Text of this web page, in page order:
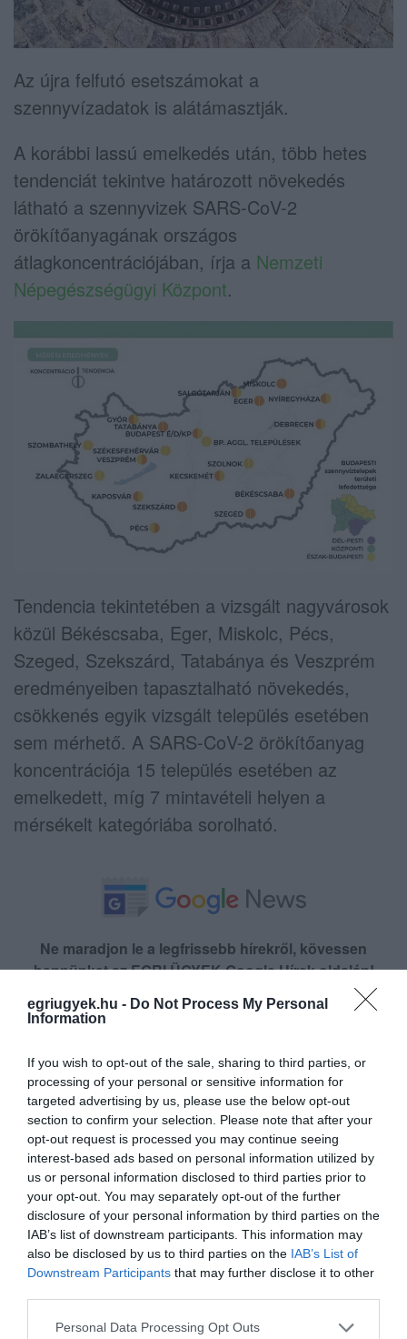
egriugyek.hu - Do Not Process My Personal
Information
If you wish to opt-out of the sale, sharing to third parties, or
processing of your personal or sensitive information for
targeted advertising by us, please use the below opt-out
section to confirm your selection. Please note that after your
opt-out request is processed you may continue seeing
interest-based ads based on personal information utilized by
us or personal information disclosed to third parties prior to
your opt-out. You may separately opt-out of the further
disclosure of your personal information by third parties on the
IAB’s list of downstream participants. This information may
also be disclosed by us to third parties on the IAB’s List of
Downstream Participants that may further disclose it to other
Please note that this website/app uses one or more Google
Personal Data Processing Opt Outs
Az újra felfutó esetszámokat a
szennyvízadatok is alátámasztják.
A korábbi lassú emelkedés után, több hetes
tendenciát tekintve határozott növekedés
látható a szennyvizek SARS-CoV-2
örökítőanyagának országos
átlagkoncentrációjában, írja a Nemzeti
Népegészségügyi Központ.
Tendencia tekintetében a vizsgált nagyvárosok
közül Békéscsaba, Eger, Miskolc, Pécs,
Szeged, Szekszárd, Tatabánya és Veszprém
eredményeiben tapasztalható növekedés,
csökkenés egyik vizsgált település esetében
sem mérhető. A SARS-CoV-2 örökítőanyag
koncentrációja 15 település esetében az
emelkedett, míg 7 mintavételi helyen a
mérsékelt kategóriába sorolható.
Ne maradjon le a legfrissebb hírekről, kövessen
bennünket az EGRI ÜGYEK Google Hírek oldalán!
Legfrissebb híreink
ÜLVE MARADTAK A MI HAZÁNK
KÉPVISELŐI A ROMA HOLOKAUSZT ÁL...
2026. augusztus 10|Mindenki ügye